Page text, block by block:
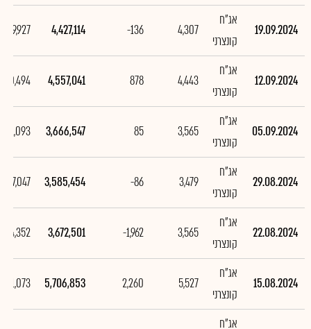
19.09.2024
אג"ח
קונצרני
4,307
-136
4,427,114
-129,927
12.09.2024
אג"ח
קונצרני
4,443
878
4,557,041
890,494
05.09.2024
אג"ח
קונצרני
3,565
85
3,666,547
81,093
29.08.2024
אג"ח
קונצרני
3,479
-86
3,585,454
-87,047
22.08.2024
אג"ח
קונצרני
3,565
-1,962
3,672,501
15.08.2024
אג"ח
קונצרני
5,527
2,260
5,706,853
אג"ח